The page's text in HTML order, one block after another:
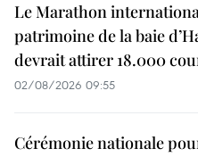
Le Marathon
patrimoine de la baie
devrait attirer 18.000
02/08/2026 09:55
Cérémonie nationale